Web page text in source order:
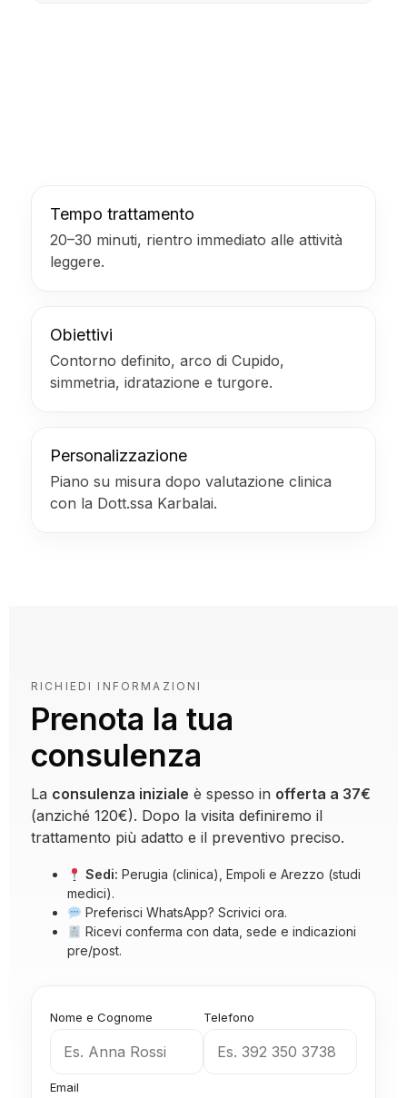
Tempo trattamento
20–30 minuti, rientro immediato alle attività
leggere.
Obiettivi
Contorno definito, arco di Cupido,
simmetria, idratazione e turgore.
Personalizzazione
Piano su misura dopo valutazione clinica
con la Dott.ssa Karbalai.
RICHIEDI INFORMAZIONI
Prenota la tua
consulenza
La consulenza iniziale è spesso in offerta a 37€
(anziché 120€). Dopo la visita definiremo il
trattamento più adatto e il preventivo preciso.
Sedi: Perugia (clinica), Empoli e Arezzo (studi
medici).
Preferisci WhatsApp? Scrivici ora.
Ricevi conferma con data, sede e indicazioni
pre/post.
Nome e Cognome Telefono
Email